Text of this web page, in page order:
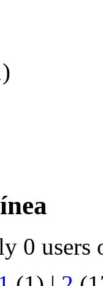
0 users